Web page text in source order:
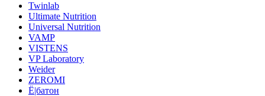
Twinlab
Ultimate Nutrition
Universal Nutrition
VAMP
VISTENS
VP Laboratory
Weider
ZEROMI
Ё|батон